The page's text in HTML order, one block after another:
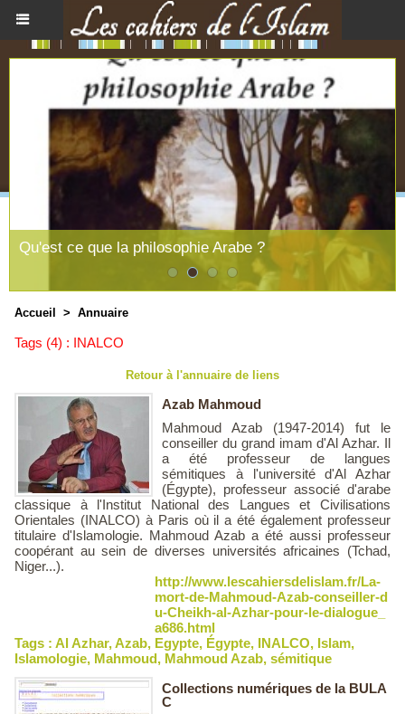
Qu'est ce que la philosophie Arabe ?
Accueil > Annuaire
Tags (4) : INALCO
Retour à l'annuaire de liens
Azab Mahmoud
Mahmoud Azab (1947-2014) fut le
conseiller du grand imam d'Al Azhar. Il
a été professeur de langues
sémitiques à l'université d'Al Azhar
(Égypte), professeur associé d'arabe
classique à l'Institut National des Langues et Civilisations
Orientales (INALCO) à Paris où il a été également professeur
titulaire d'Islamologie. Mahmoud Azab a été aussi professeur
coopérant au sein de diverses universités africaines (Tchad,
Niger...).
http://www.lescahiersdelislam.fr/La-
mort-de-Mahmoud-Azab-conseiller-d
u-Cheikh-al-Azhar-pour-le-dialogue_
a686.html
Tags : Al Azhar,Azab, Egypte, Égypte, INALCO, Islam,
Islamologie, Mahmoud, Mahmoud Azab, sémitique
Collections numériques de la BULA
C